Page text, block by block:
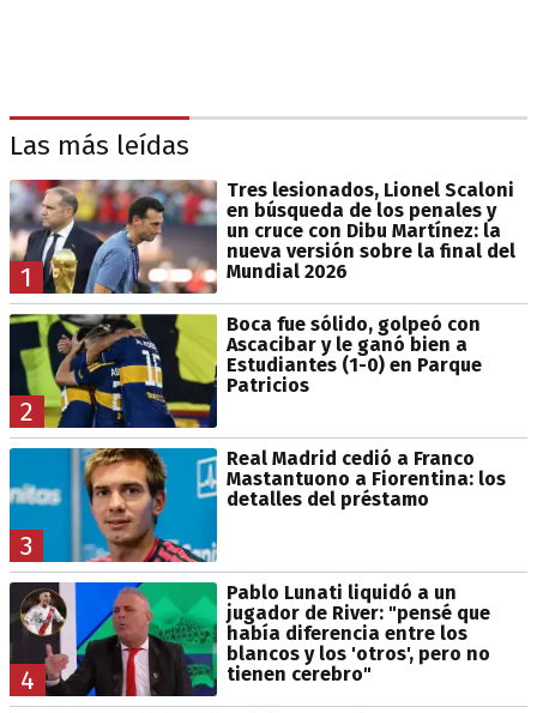
Las más leídas
1
Tres lesionados, Lionel Scaloni
en búsqueda de los penales y
un cruce con Dibu Martínez: la
nueva versión sobre la final del
Mundial 2026
2
Boca fue sólido, golpeó con
Ascacibar y le ganó bien a
Estudiantes (1-0) en Parque
Patricios
3
Real Madrid cedió a Franco
Mastantuono a Fiorentina: los
detalles del préstamo
4
Pablo Lunati liquidó a un
jugador de River: "pensé que
había diferencia entre los
blancos y los 'otros', pero no
tienen cerebro"